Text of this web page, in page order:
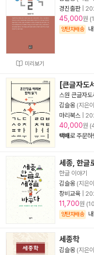
미리보기
경진출판|
45,000원
양탄자배송
[큰글자도
스원 큰글자도
김슬옹 (지은
마리북스
40,000원
택배로 주문하
세종, 한글
한글 이야기
김슬옹 (지은
창비교육
11,700원
양탄자배송
세종학
김슬옹 (지은